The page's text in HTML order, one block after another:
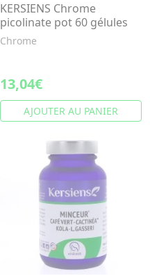
KERSIENS Chrome
picolinate pot 60 gélules
Chrome
13,04€
AJOUTER AU PANIER